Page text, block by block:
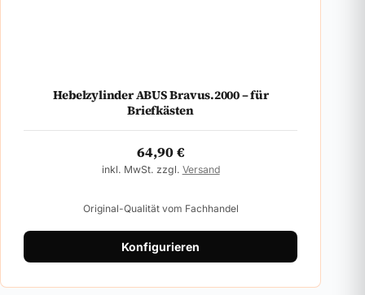
Hebelzylinder ABUS Bravus.2000 – für
Briefkästen
64,90€
inkl. MwSt. zzgl. Versand
Original-Qualität vom Fachhandel
Konfigurieren